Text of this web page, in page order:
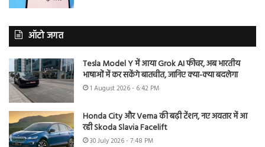
ऑटो जगत
Tesla Model Y में आया Grok AI फीचर, अब भारतीय
भाषाओं में कर सकेंगे बातचीत, जानिए क्या-क्या बदलेगा
1 August 2026 - 6:42 PM
Honda City और Verna की बढ़ी टेंशन, नए अवतार में आ
रही Skoda Slavia Facelift
30 July 2026 - 7:48 PM